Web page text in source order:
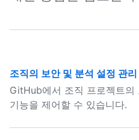
조직의 보안 및 분석 설정 관리
GitHub에서 조직 프로젝트의
기능을 제어할 수 있습니다.